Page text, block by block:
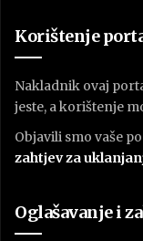
Korištenje
Nakladnik ovaj
jeste, a korištenje
Objavili smo vaše
zahtjev za
Oglašavanje i